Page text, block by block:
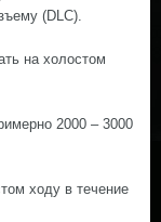
(DLC).
на холостом
2000 – 3000
ходу в течение